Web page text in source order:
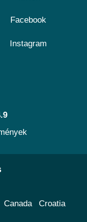
Facebook
Instagram
Canada Croatia